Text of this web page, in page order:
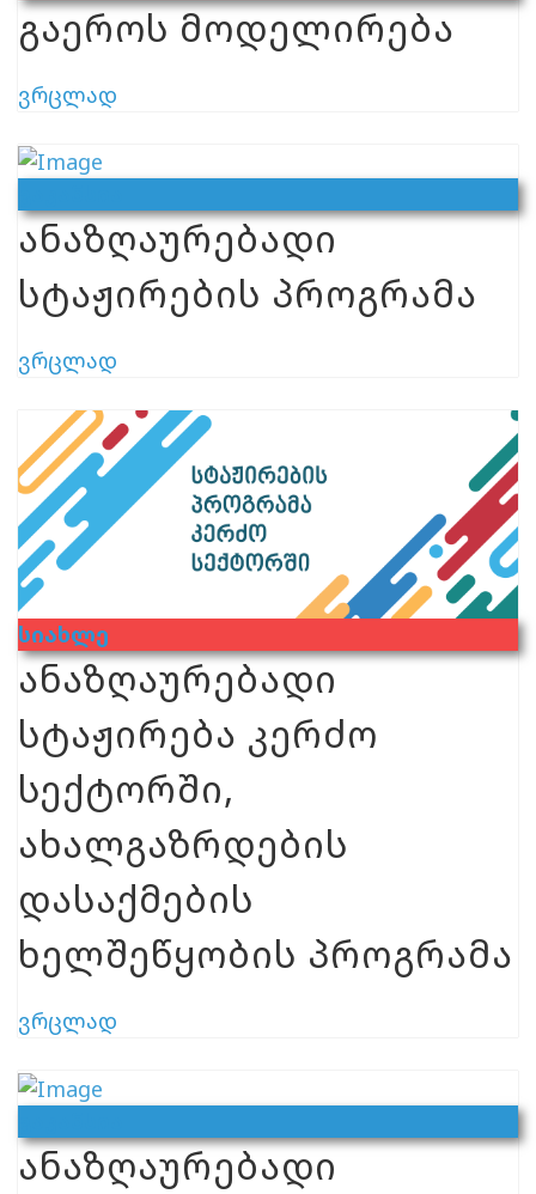
გაეროს მოდელირება
ვრცლად
ანაზღაურებადი
სტაჟირების პროგრამა
ვრცლად
Სიახლე
ანაზღაურებადი
სტაჟირება კერძო
სექტორში,
ახალგაზრდების
დასაქმების
ხელშეწყობის პროგრამა
ვრცლად
ანაზღაურებადი